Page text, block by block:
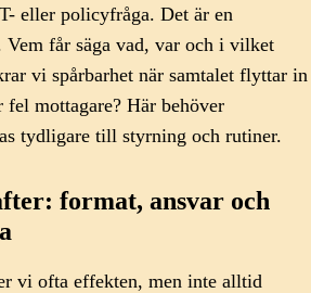
eller policyfråga. Det är en
får säga vad, var och i vilket
vi spårbarhet när samtalet flyttar in
mottagare? Här behöver
tydligare till styrning och rutiner.
format, ansvar och
vi ofta effekten, men inte alltid